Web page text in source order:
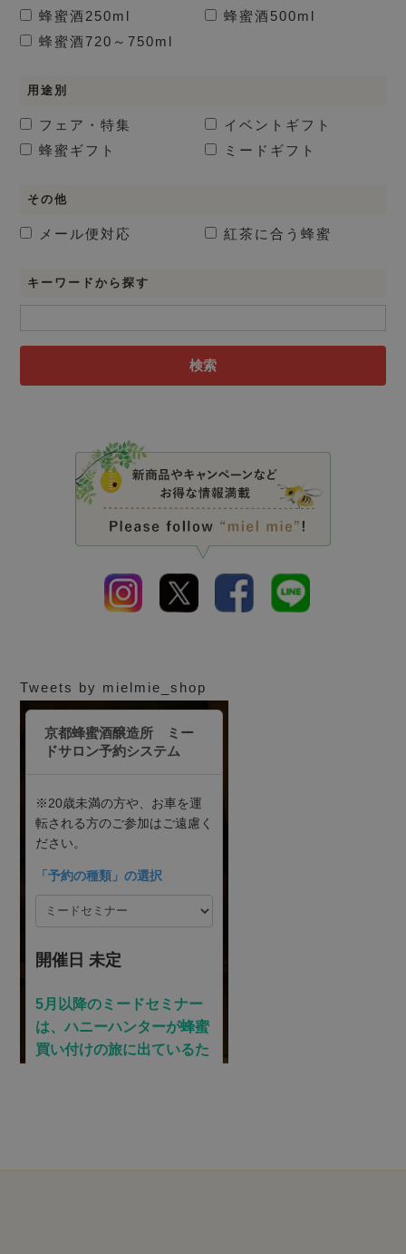
蜂蜜酒 250ml 蜂蜜酒 500ml
蜂蜜酒720～750ml
用途別
フェア・特集
イベントギフト
蜂蜜ギフト
ミードギフト
その他
メール便対応 紅茶に合う蜂蜜
キーワードから探す
検索
Tweets by mielmie_shop